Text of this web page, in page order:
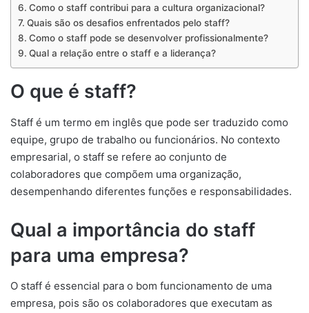
Como o staff contribui para a cultura organizacional?
Quais são os desafios enfrentados pelo staff?
Como o staff pode se desenvolver profissionalmente?
Qual a relação entre o staff e a liderança?
O que é staff?
Staff é um termo em inglês que pode ser traduzido como
equipe, grupo de trabalho ou funcionários. No contexto
empresarial, o staff se refere ao conjunto de
colaboradores que compõem uma organização,
desempenhando diferentes funções e responsabilidades.
Qual a importância do staff
para uma empresa?
O staff é essencial para o bom funcionamento de uma
empresa, pois são os colaboradores que executam as